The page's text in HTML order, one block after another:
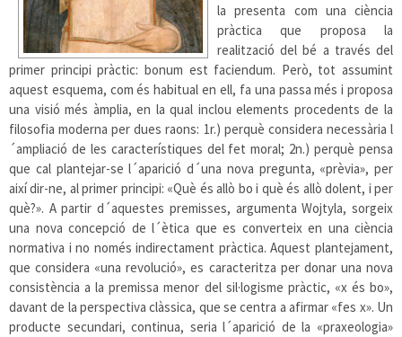
la presenta com una ciència
pràctica que proposa la
realització del bé a través del
primer principi pràctic: bonum est faciendum. Però, tot assumint
aquest esquema, com és habitual en ell, fa una passa més i proposa
una visió més àmplia, en la qual inclou elements procedents de la
filosofia moderna per dues raons: 1r.) perquè considera necessària l
´ampliació de les característiques del fet moral; 2n.) perquè pensa
que cal plantejar-se l´aparició d´una nova pregunta, «prèvia», per
així dir-ne, al primer principi: «Què és allò bo i què és allò dolent, i per
què?». A partir d´aquestes premisses, argumenta Wojtyla, sorgeix
una nova concepció de l´ètica que es converteix en una ciència
normativa i no només indirectament pràctica. Aquest plantejament,
que considera «una revolució», es caracteritza per donar una nova
consistència a la premissa menor del sil·logisme pràctic, «x és bo»,
davant de la perspectiva clàssica, que se centra a afirmar «fes x». Un
producte secundari, continua, seria l´aparició de la «praxeologia»